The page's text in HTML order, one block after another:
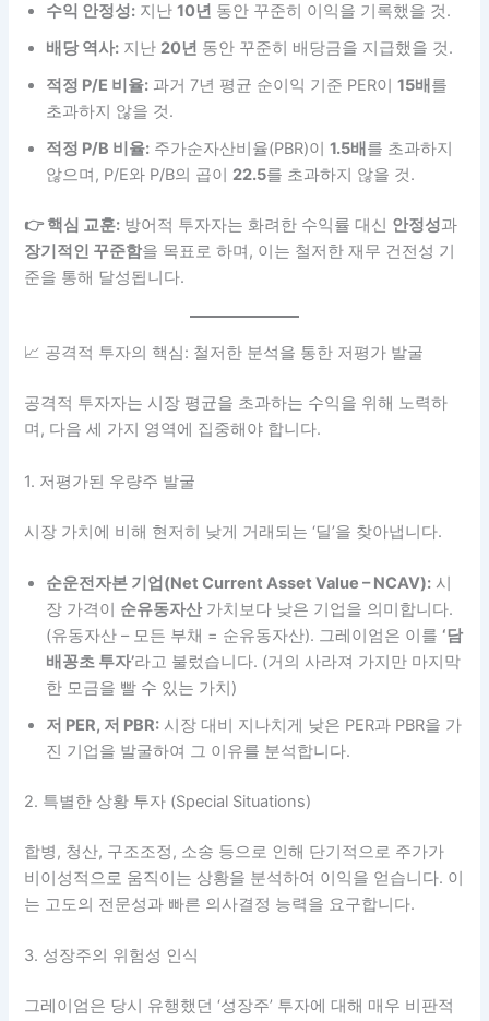
수익 안정성: 지난10년 동안 꾸준히 이익을 기록했을 것.
배당 역사: 지난 20년 동안 꾸준히 배당금을 지급했을 것.
적정 P/E 비율: 과거 7년 평균 순이익 기준 PER이15배 를
초과하지 않을 것.
적정 P/B 비율: 주가순자산비율(PBR)이1.5배 를 초과하지
않으며, P/E와 P/B의 곱이 22.5를 초과하지 않을 것.
👉 핵심 교훈: 방어적 투자자는 화려한 수익률 대신 안정성과
장기적인 꾸준함을 목표로 하며, 이는 철저한 재무 건전성 기
준을 통해 달성됩니다.
📈 공격적 투자의 핵심: 철저한 분석을 통한 저평가 발굴
공격적 투자자는 시장 평균을 초과하는 수익을 위해 노력하
며, 다음 세 가지 영역에 집중해야 합니다.
1. 저평가된 우량주 발굴
시장 가치에 비해 현저히 낮게 거래되는 ‘딜’을 찾아냅니다.
순운전자본 기업(Net Current Asset Value – NCAV): 시
장 가격이 순유동자산가치보다 낮은 기업을 의미합니다.
(유동자산 – 모든 부채 = 순유동자산). 그레이엄은 이를 ‘담
배꽁초 투자’라고 불렀습니다. (거의 사라져 가지만 마지막
한 모금을 빨 수 있는 가치)
저 PER, 저 PBR: 시장 대비 지나치게 낮은 PER과 PBR을 가
진 기업을 발굴하여 그 이유를 분석합니다.
2. 특별한 상황 투자 (Special Situations)
합병, 청산, 구조조정, 소송 등으로 인해 단기적으로 주가가
비이성적으로 움직이는 상황을 분석하여 이익을 얻습니다. 이
는 고도의 전문성과 빠른 의사결정 능력을 요구합니다.
3. 성장주의 위험성 인식
그레이엄은 당시 유행했던 ‘성장주’ 투자에 대해 매우 비판적